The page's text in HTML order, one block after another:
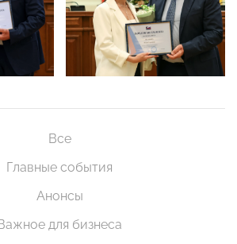
Все
Главные события
Анонсы
для бизнеса